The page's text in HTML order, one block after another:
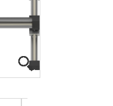
igus-icon-lupe
igus-icon-lupe
igus-icon-lupe
igus-icon-lupe